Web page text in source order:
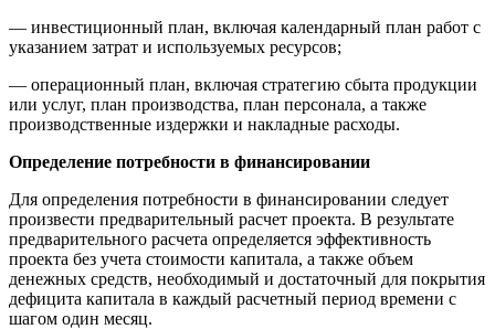
— инвестиционный план, включая календарный план работ с
указанием затрат и используемых ресурсов;
— операционный план, включая стратегию сбыта продукции
или услуг, план производства, план персонала, а также
производственные издержки и накладные расходы.
Определение потребности в финансировании
Для определения потребности в финансировании следует
произвести предварительный расчет проекта. В результате
предварительного расчета определяется эффективность
проекта без учета стоимости капитала, а также объем
денежных средств, необходи­мый и достаточный для покрытия
дефицита капитала в каждый расчетный период времени с
шагом один месяц.